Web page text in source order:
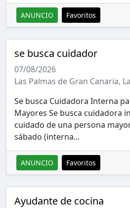
ANUNCIO Favoritos
se busca cuidador
07/08/2026
Las Palmas de Gran Canaria,
Se busca Cuidadora Interna
Mayores Se busca cuidadora
cuidado de una persona
sábado (interna...
ANUNCIO Favoritos
Ayudante de cocina